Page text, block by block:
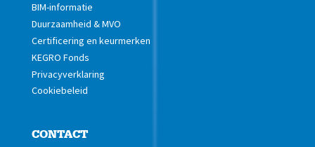
BIM-informatie
Duurzaamheid & MVO
Certificering en keurmerken
KEGRO Fonds
Privacyverklaring
Cookiebeleid
CONTACT